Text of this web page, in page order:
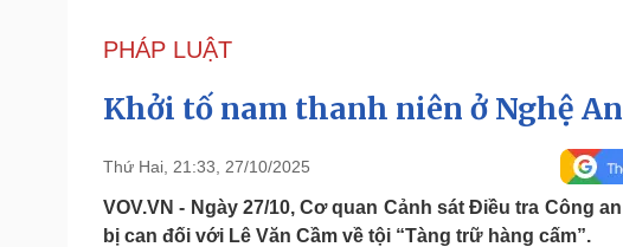
Đảng
Tổ chức nhân sự
Quốc hội
Nhận diện sự thật
Dấu ấn VOV
Pháp luật
Vụ án
Quân sự - Quốc phòng
Vũ khí
Thể
Bóng
PHÁP LUẬT
Khởi tố nam thanh niên ở Nghệ
Thứ Hai, 21:33, 27/10/2025
VOV.VN - Ngày 27/10, Cơ quan Cảnh sát Điều tra Công
bị can đối với Lê Văn Cầm về tội “Tàng trữ hàng cấm”.